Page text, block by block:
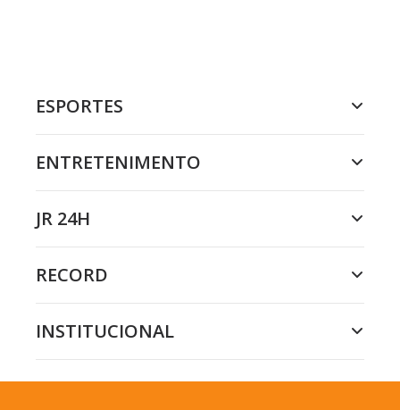
ESPORTES
ENTRETENIMENTO
JR 24H
RECORD
INSTITUCIONAL